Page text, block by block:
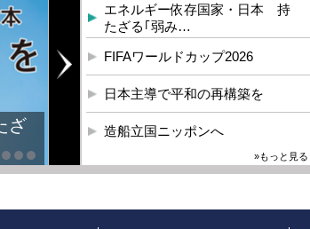
ざ
エネルギー依存国家・日本 持
たざる｢弱み…
FIFAワールドカップ2026
日本主導で平和の再構築を
造船立国ニッポンへ
»もっと見る